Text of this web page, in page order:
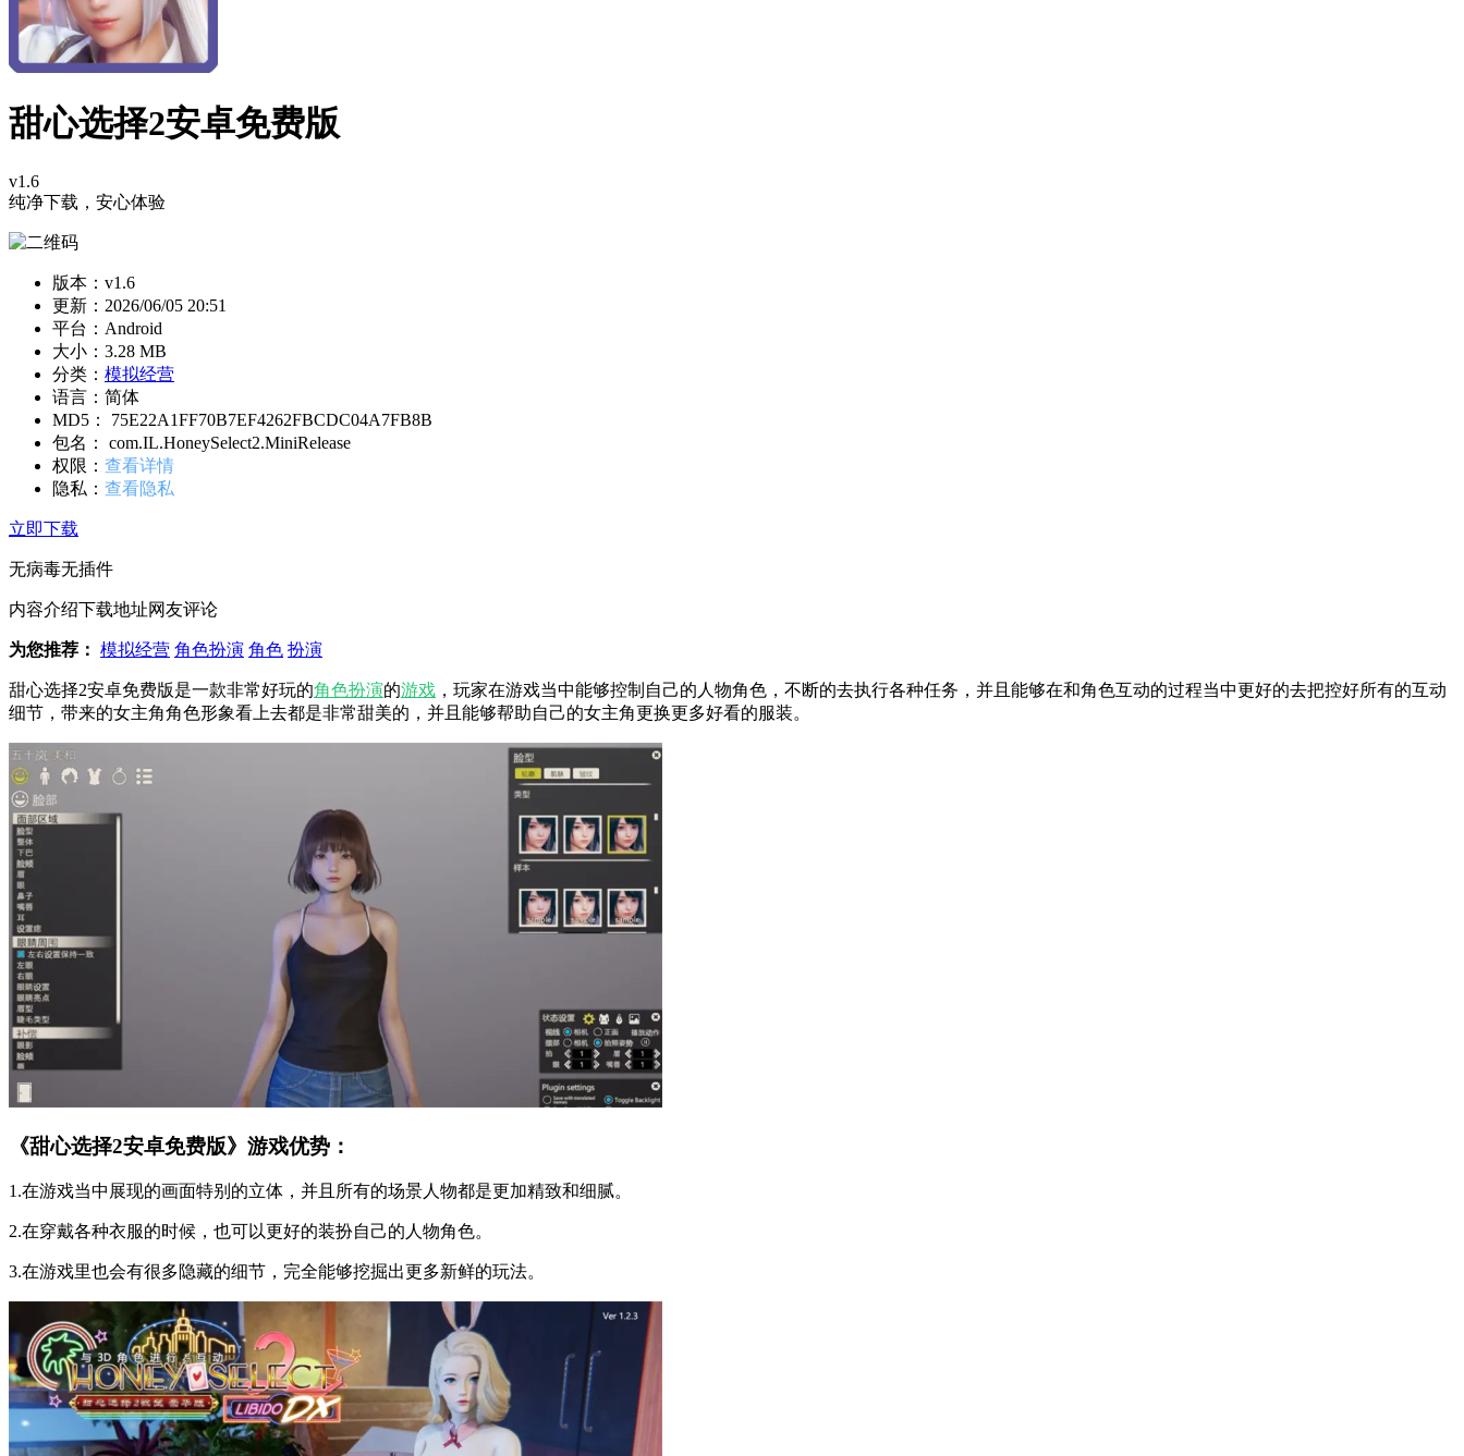
甜心选择2安卓免费版
v1.6
纯净下载，安心体验
版本：v1.6
更新： 2026/06/05 20:51
平台：Android
大小：3.28 MB
分类： 模拟经营
语言：简体
MD5： 75E22A1FF70B7EF4262FBCDC04A7FB8B
包名： com.IL.HoneySelect2.MiniRelease
权限： 查看详情
隐私： 查看隐私
立即下载
无病毒无插件
内容介绍下载地址网友评论
为您推荐： 模拟经营 角色扮演 角色 扮演
甜心选择2安卓免费版是一款非常好玩的角色扮演的游戏 ，玩家在游戏当中能够控制自己的人物角色，不断的去执行各种任务，并且能够在和角色互动的过程当中更好的去把控好所有的互动
细节，带来的女主角角色形象看上去都是非常甜美的，并且能够帮助自己的女主角更换更多好看的服装。
《甜心选择2安卓免费版》游戏优势：
1.在游戏当中展现的画面特别的立体，并且所有的场景人物都是更加精致和细腻。
2.在穿戴各种衣服的时候，也可以更好的装扮自己的人物角色。
3.在游戏里也会有很多隐藏的细节，完全能够挖掘出更多新鲜的玩法。